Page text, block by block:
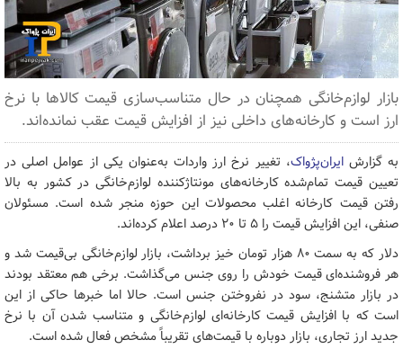
بازار لوازم‌خانگی همچنان در حال متناسب‌سازی قیمت کالاها با نرخ
ارز است و کارخانه‌های داخلی نیز از افزایش قیمت عقب نمانده‌اند.
به گزارشایران‌پژواک، تغییر نرخ ارز واردات به‌عنوان یکی از عوامل اصلی در
تعیین قیمت تمام‌شده کارخانه‌های مونتاژکننده لوازم‌خانگی در کشور به بالا
رفتن قیمت کارخانه اغلب محصولات این حوزه منجر شده است. مسئولان
صنفی، این افزایش قیمت را ۵ تا ۲۰ درصد اعلام کرده‌اند.
دلار که به سمت ۸۰ هزار تومان خیز برداشت، بازار لوازم‌خانگی بی‌قیمت شد و
هر فروشنده‌ای قیمت خودش را روی جنس می‌گذاشت. برخی هم معتقد بودند
در بازار متشنج، سود در نفروختن جنس است. حالا اما خبرها حاکی از این
است که با افزایش قیمت کارخانه‌ای لوازم‌خانگی و متناسب شدن آن با نرخ
جدید ارز تجاری، بازار دوباره با قیمت‌های تقریباً مشخص فعال شده است.